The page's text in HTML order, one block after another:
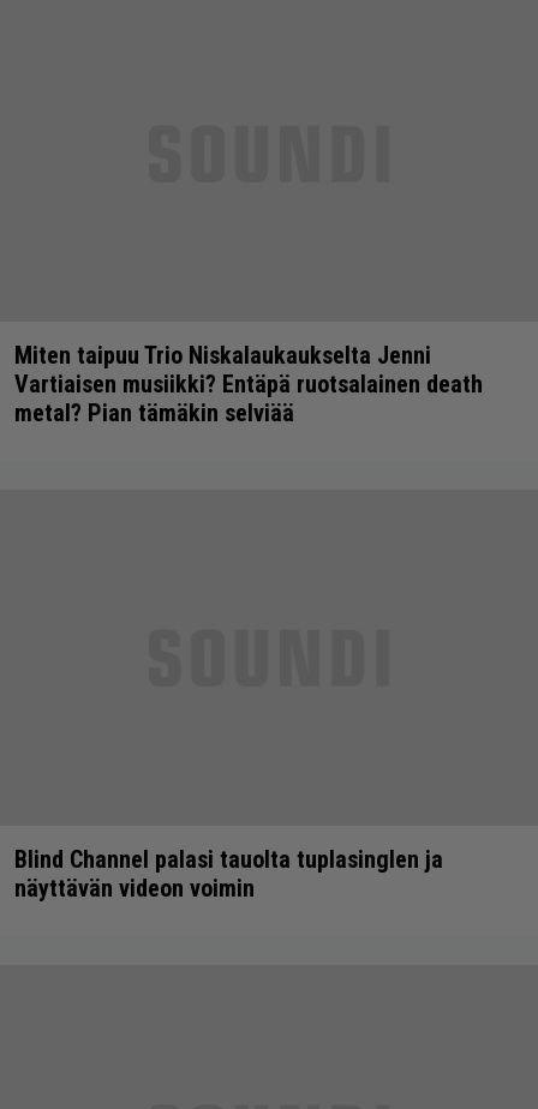
Miten taipuu Trio Niskalaukaukselta Jenni
Vartiaisen musiikki? Entäpä ruotsalainen death
metal? Pian tämäkin selviää
Blind Channel palasi tauolta tuplasinglen ja
näyttävän videon voimin